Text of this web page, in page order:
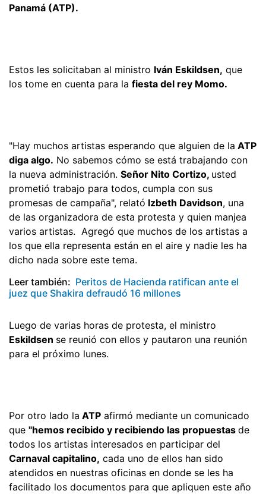
Panamá (ATP).
Estos les solicitaban al ministro Iván Eskildsen, que
los tome en cuenta para la fiesta del rey Momo.
"Hay muchos artistas esperando que alguien de la ATP
diga algo. No sabemos cómo se está trabajando con
la nueva administración. Señor Nito Cortizo, usted
prometió trabajo para todos, cumpla con sus
promesas de campaña", relató Izbeth Davidson, una
de las organizadora de esta protesta y quien manjea
varios artistas. Agregó que muchos de los artistas a
los que ella representa están en el aire y nadie les ha
dicho nada sobre este tema.
Leer también: Peritos de Hacienda ratifican ante el
juez que Shakira defraudó 16 millones
Luego de varias horas de protesta, el ministro
Eskildsen se reunió con ellos y pautaron una reunión
para el próximo lunes.
Por otro lado la ATP afirmó mediante un comunicado
que "hemos recibido y recibiendo las propuestas de
todos los artistas interesados en participar del
Carnaval capitalino, cada uno de ellos han sido
atendidos en nuestras oficinas en donde se les ha
facilitado los documentos para que apliquen este año